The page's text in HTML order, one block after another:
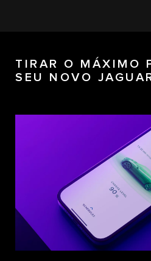
TIRAR O MÁXIMO
SEU NOVO